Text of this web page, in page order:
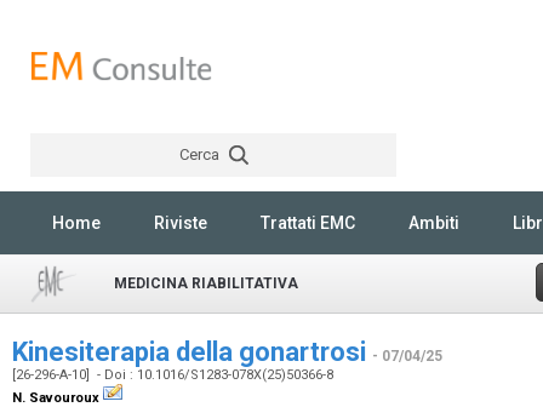
Cerca
Home Riviste Trattati EMC Ambiti
MEDICINA RIABILITATIVA
Kinesiterapia della gonartrosi - 07/04/25
[26-296-A-10] - Doi : 10.1016/S1283-078X(25)50366-8
N. Savouroux